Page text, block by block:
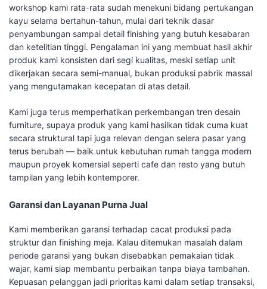
workshop kami rata-rata sudah menekuni bidang pertukangan
kayu selama bertahun-tahun, mulai dari teknik dasar
penyambungan sampai detail finishing yang butuh kesabaran
dan ketelitian tinggi. Pengalaman ini yang membuat hasil akhir
produk kami konsisten dari segi kualitas, meski setiap unit
dikerjakan secara semi-manual, bukan produksi pabrik massal
yang mengutamakan kecepatan di atas detail.
Kami juga terus memperhatikan perkembangan tren desain
furniture, supaya produk yang kami hasilkan tidak cuma kuat
secara struktural tapi juga relevan dengan selera pasar yang
terus berubah — baik untuk kebutuhan rumah tangga modern
maupun proyek komersial seperti cafe dan resto yang butuh
tampilan yang lebih kontemporer.
Garansi dan Layanan Purna Jual
Kami memberikan garansi terhadap cacat produksi pada
struktur dan finishing meja. Kalau ditemukan masalah dalam
periode garansi yang bukan disebabkan pemakaian tidak
wajar, kami siap membantu perbaikan tanpa biaya tambahan.
Kepuasan pelanggan jadi prioritas kami dalam setiap transaksi,